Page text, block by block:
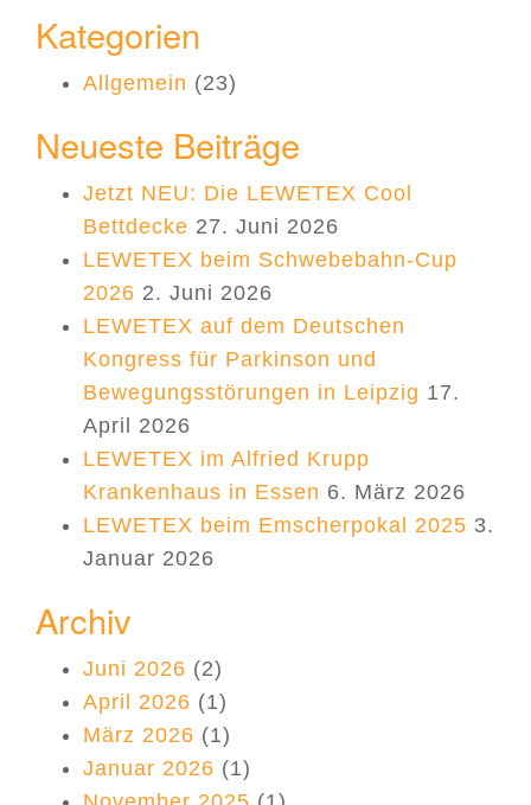
Kategorien
Allgemein (23)
Neueste Beiträge
Jetzt NEU: Die LEWETEX Cool
Bettdecke 27. Juni 2026
LEWETEX beim Schwebebahn-Cup
2026 2. Juni 2026
LEWETEX auf dem Deutschen
Kongress für Parkinson und
Bewegungsstörungen in Leipzig 17.
April 2026
LEWETEX im Alfried Krupp
Krankenhaus in Essen 6. März 2026
LEWETEX beim Emscherpokal 2025 3.
Januar 2026
Archiv
Juni 2026 (2)
April 2026 (1)
März 2026 (1)
Januar 2026 (1)